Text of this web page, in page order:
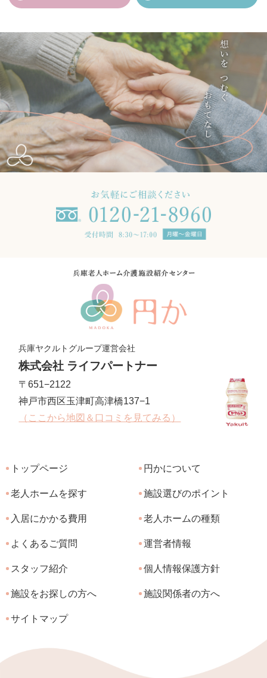
兵庫ヤクルトグループ運営会社
株式会社 ライフパートナー
〒651−2122
神戸市西区玉津町高津橋137−1
（ここから地図＆口コミを見てみる）
トップページ 円かについて
老人ホームを探す 施設選びのポイント
入居にかかる費用 老人ホームの種類
よくあるご質問 運営者情報
スタッフ紹介 個人情報保護方針
施設をお探しの方へ 施設関係者の方へ
サイトマップ